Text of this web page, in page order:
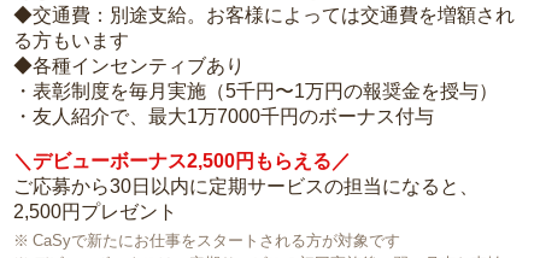
◆交通費：別途支給。お客様によっては交通費を増額され
る方もいます
◆各種インセンティブあり
・表彰制度を毎月実施（5千円〜1万円の報奨金を授与）
・友人紹介で、最大1万7000千円のボーナス付与
＼デビューボーナス2,500円もらえる／
ご応募から30日以内に定期サービスの担当になると、
2,500円プレゼント
CaSyで新たにお仕事をスタートされる方が対象です